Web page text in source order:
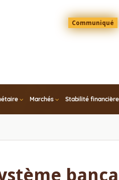
Menu
Top
Communiqué
Marchés Stabilité financière